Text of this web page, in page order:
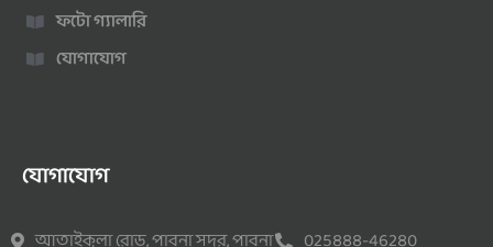
ফটো গ্যালারি
যোগাযোগ
যোগাযোগ
আতাইকুলা রোড, পাবনা সদর, পাবনা 025888-46280